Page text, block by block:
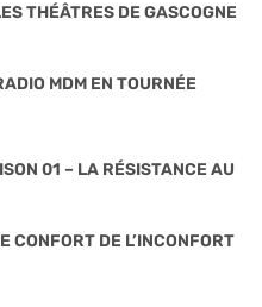
THÉÂTRES DE GASCOGNE
MDM EN TOURNÉE
01 – LA RÉSISTANCE AU
CONFORT DE L’INCONFORT